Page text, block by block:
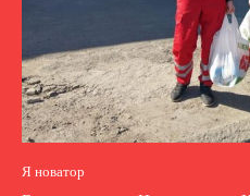
Я новатор